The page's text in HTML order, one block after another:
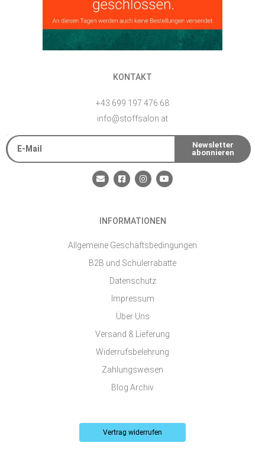
KONTAKT
+43 699 197 476 68
info@stoffsalon.at
Newsletter
abonnieren
E
n
o
F
a
o
-
q
a
r
I
n
g
m
Y
o
b
INFORMATIONEN
Allgemeine Geschäftsbedingungen
B2B und Schülerrabatte
Datenschutz
Impressum
Über Uns
Versand & Lieferung
Widerrufsbelehrung
Zahlungsweisen
Blog Archiv
Vertrag widerrufen